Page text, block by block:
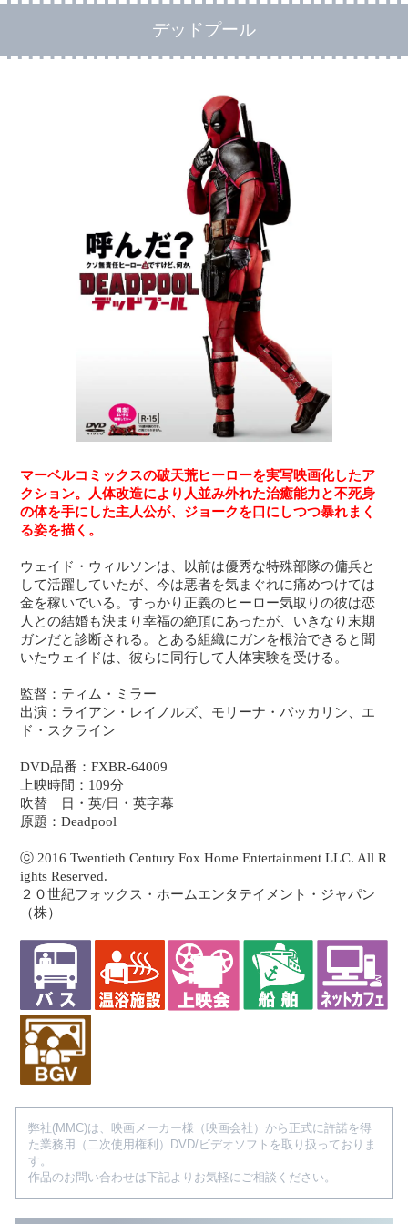
デッドプール
マーベルコミックスの破天荒ヒーローを実写映画化したア
クション。人体改造により人並み外れた治癒能力と不死身
の体を手にした主人公が、ジョークを口にしつつ暴れまく
る姿を描く。
ウェイド・ウィルソンは、以前は優秀な特殊部隊の傭兵と
して活躍していたが、今は悪者を気まぐれに痛めつけては
金を稼いでいる。すっかり正義のヒーロー気取りの彼は恋
人との結婚も決まり幸福の絶頂にあったが、いきなり末期
ガンだと診断される。とある組織にガンを根治できると聞
いたウェイドは、彼らに同行して人体実験を受ける。
監督：ティム・ミラー
出演：ライアン・レイノルズ、モリーナ・バッカリン、エ
ド・スクライン
DVD品番：FXBR-64009
上映時間：109分
吹替 日・英/日・英字幕
原題：Deadpool
ⓒ 2016 Twentieth Century Fox Home Entertainment LLC. All R
ights Reserved.
２０世紀フォックス・ホームエンタテイメント・ジャパン
（株）
弊社(MMC)は、映画メーカー様（映画会社）から正式に許諾を得
た業務用（二次使用権利）DVD/ビデオソフトを取り扱っておりま
す。
作品のお問い合わせは下記よりお気軽にご相談ください。